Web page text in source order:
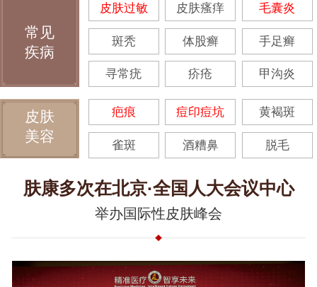
常见
疾病
皮肤过敏 皮肤瘙痒 毛囊炎
斑秃 体股癣 手足癣
寻常疣 疥疮 甲沟炎
皮肤
美容
疤痕 痘印痘坑 黄褐斑
雀斑 酒糟鼻 脱毛
肤康多次在北京·全国人大会议中心
举办国际性皮肤峰会